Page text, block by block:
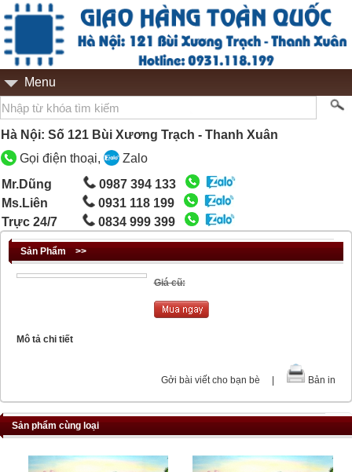
Menu
Hà Nội: Số 121 Bùi Xương Trạch - Thanh Xuân
Gọi điện thoại,
Zalo
Mr.Dũng
0987 394 133
Ms.Liên
0931 118 199
Trực 24/7
0834 999 399
Sản Phẩm >>
Giá cũ:
Mô tả chi tiết
Gởi bài viết cho bạn bè Bản in
Sản phẩm cùng loại